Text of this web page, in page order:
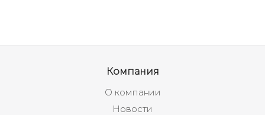
Компания
О компании
Новости